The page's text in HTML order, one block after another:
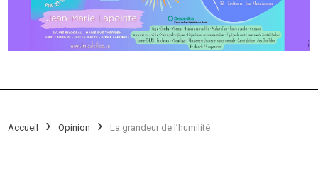
Accueil Opinion La grandeur de l’humilité